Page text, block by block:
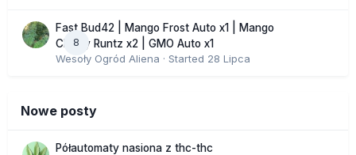
8
Fast Bud42 | Mango Frost Auto x1 | Mango
Cherry Runtz x2 | GMO Auto x1
Wesoły Ogród Aliena · Started 28 Lipca
Nowe posty
Półautomaty nasiona z thc-thc